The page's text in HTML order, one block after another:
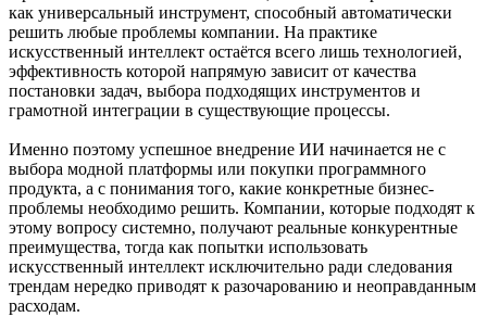
как универсальный инструмент, способный автоматически
решить любые проблемы компании. На практике
искусственный интеллект остаётся всего лишь технологией,
эффективность которой напрямую зависит от качества
постановки задач, выбора подходящих инструментов и
грамотной интеграции в существующие процессы.
Именно поэтому успешное внедрение ИИ начинается не с
выбора модной платформы или покупки программного
продукта, а с понимания того, какие конкретные бизнес-
проблемы необходимо решить. Компании, которые подходят к
этому вопросу системно, получают реальные конкурентные
преимущества, тогда как попытки использовать
искусственный интеллект исключительно ради следования
трендам нередко приводят к разочарованию и неоправданным
расходам.